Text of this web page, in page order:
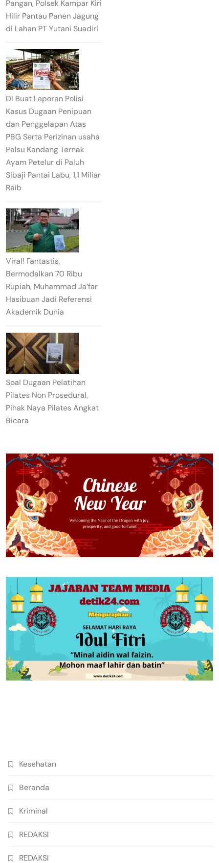
Pangan, Polsek Kampar Kiri
Hilir Pantau Panen Jagung
di Lahan PT Yutani Suadiri
DI Buat Laporan Polisi
Kasus Dugaan Penipuan
dan Penggelapan Atas
PBG Serta Perizinan usaha
Palsu Kandang Ternak
Ayam Petelur di Paluh
Sibaji Pantai Labu, 1,1 Miliar
Raib
Viral! Fantastis,
Bermodalkan 70 Ribu
Rupiah, Muhammad Ja’far
Hasibuan Jadi Referensi
Akademik Dunia
Soal Dugaan Pelatihan
Pilates Non Prosedural,
Pihak Naya Pilates Angkat
Bicara
Kesehatan
Beranda
Kriminal
REDAKSI
REDAKSI